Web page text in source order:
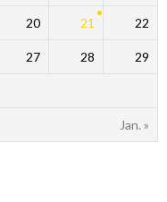
Jan. »
20 21 22
27 28 29